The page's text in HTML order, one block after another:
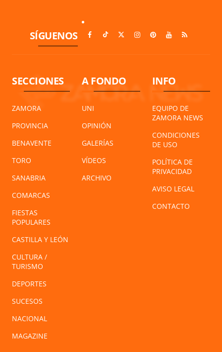
SÍGUENOS
SECCIONES
ZAMORA
PROVINCIA
BENAVENTE
TORO
SANABRIA
COMARCAS
FIESTAS
POPULARES
CASTILLA Y LEÓN
CULTURA /
TURISMO
DEPORTES
SUCESOS
NACIONAL
MAGAZINE
A FONDO
UNI
OPINIÓN
GALERÍAS
VÍDEOS
ARCHIVO
INFO
EQUIPO DE
ZAMORA NEWS
CONDICIONES
DE USO
POLÍTICA DE
PRIVACIDAD
AVISO LEGAL
CONTACTO